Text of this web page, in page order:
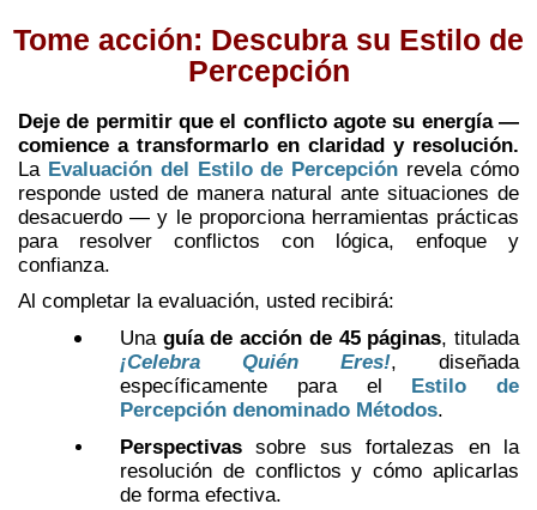
Tome acción: Descubra su Estilo de
Percepción
Deje de permitir que el conflicto agote su energía —
comience a transformarlo en claridad y resolución.
La Evaluación del Estilo de Percepción revela cómo
responde usted de manera natural ante situaciones de
desacuerdo — y le proporciona herramientas prácticas
para resolver conflictos con lógica, enfoque y
confianza.
Al completar la evaluación, usted recibirá:
Una guía de acción de 45 páginas, titulada
¡Celebra Quién Eres!, diseñada
específicamente para el Estilo de
Percepción denominado Métodos.
Perspectivas sobre sus fortalezas en la
resolución de conflictos y cómo aplicarlas
de forma efectiva.